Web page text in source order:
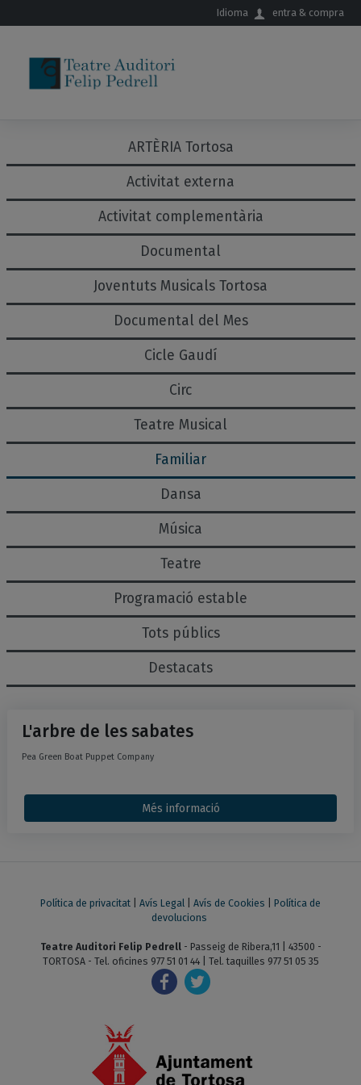
Idioma entra & compra
Destacats
Tots públics
Programació estable
Teatre
Música
Dansa
Familiar
Teatre Musical
Circ
Cicle Gaudí
Documental del Mes
Joventuts Musicals Tortosa
Documental
Activitat complementària
Activitat externa
ARTÈRIA Tortosa
L'arbre de les sabates
Pea Green Boat Puppet Company
Més informació
Política de privacitat Avís Legal Avís de Cookies
Política de
devolucions
Teatre Auditori Felip Pedrell - Passeig de Ribera,11 | 43500 -
TORTOSA - Tel. oficines 977 51 01 44 | Tel. taquilles 977 51 05 35